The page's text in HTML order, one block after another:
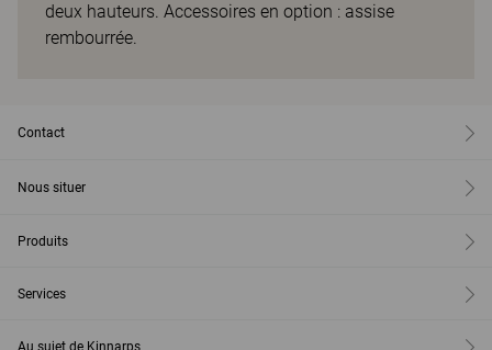
deux hauteurs. Accessoires en option : assise
rembourrée.
Contact
Nous situer
Produits
Services
Au sujet de Kinnarps